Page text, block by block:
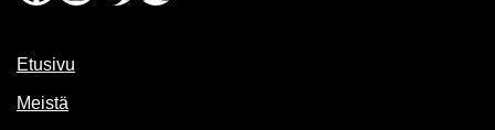
Etusivu
Meistä